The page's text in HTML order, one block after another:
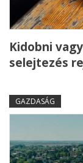
Kidobni
selejtezés
GAZDASÁG